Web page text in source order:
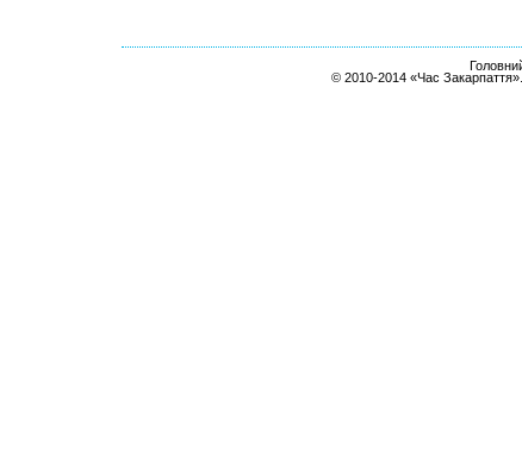
© 2010-2014 «Час